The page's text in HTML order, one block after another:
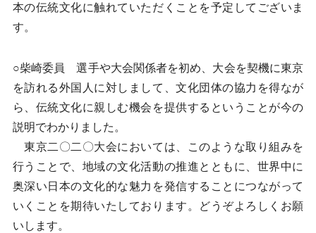
本の伝統文化に触れていただくことを予定してございま
す。
○柴崎委員 選手や大会関係者を初め、大会を契機に東京
を訪れる外国人に対しまして、文化団体の協力を得なが
ら、伝統文化に親しむ機会を提供するということが今の
説明でわかりました。
東京二〇二〇大会においては、このような取り組みを
行うことで、地域の文化活動の推進とともに、世界中に
奥深い日本の文化的な魅力を発信することにつながって
いくことを期待いたしております。どうぞよろしくお願
いします。